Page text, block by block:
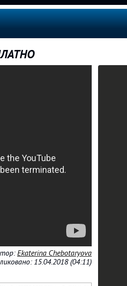
Ekaterina Chebotaryova
15.04.2018 (04:11)